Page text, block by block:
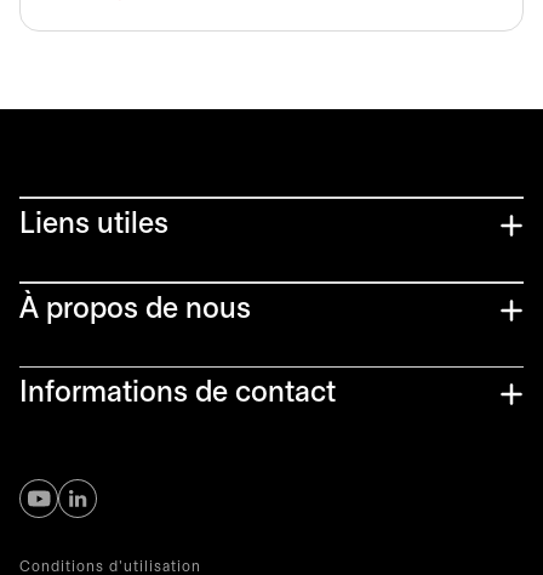
Liens utiles​
À propos de nous
Informations de contact
s’ouvre dans un nouvel onglet
s’ouvre dans un nouvel onglet
Conditions d'utilisation